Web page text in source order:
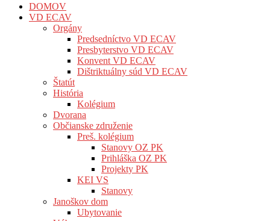
DOMOV
VD ECAV
Orgány
Predsedníctvo VD ECAV
Presbyterstvo VD ECAV
Konvent VD ECAV
Dištriktuálny súd VD ECAV
Štatút
História
Kolégium
Dvorana
Občianske združenie
Preš. kolégium
Stanovy OZ PK
Prihláška OZ PK
Projekty PK
KEI VS
Stanovy
Janoškov dom
Ubytovanie